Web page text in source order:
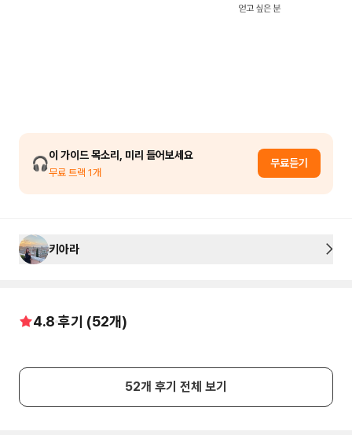
🎧이 가이드 목소리, 미리 들어보세요
무료 트랙 1개
무료듣기
키아라
4.8 후기 (52개)
52개 후기 전체 보기